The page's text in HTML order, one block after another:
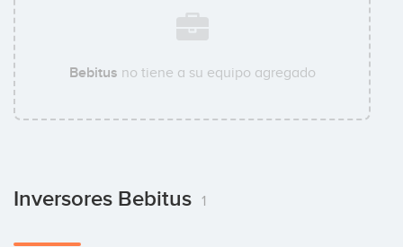
Bebitus no tiene a su equipo agregado
Inversores Bebitus 1